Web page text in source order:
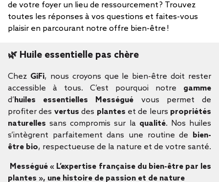
de votre foyer un lieu de ressourcement ? Trouvez
toutes les réponses à vos questions et faites-vous
plaisir en parcourant notre offre bien-être !
🌿 Huile essentielle pas chère
Chez GiFi, nous croyons que le bien-être doit rester
accessible à tous. C’est pourquoi notre gamme
d’huiles essentielles Mességué vous permet de
profiter des vertus des plantes et de leurs propriétés
naturelles sans compromis sur la qualité. Nos huiles
s’intègrent parfaitement dans une routine de bien-
être bio, respectueuse de la nature et de votre santé.
Mességué « L’expertise française du bien-être par les
plantes », une histoire de passion et de nature